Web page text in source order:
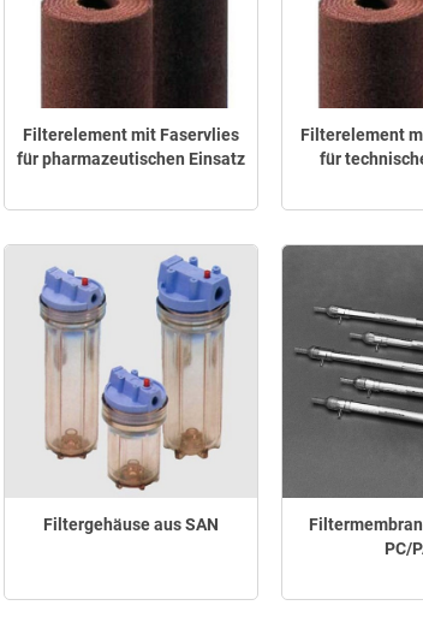
Filterelement mit Faservlies
für pharmazeutischen Einsatz
Filterelement
für
Filtergehäuse aus SAN
PC/